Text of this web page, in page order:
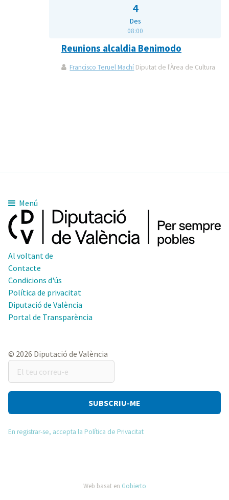
4
Des
08:00
Reunions alcaldia Benimodo
Francisco Teruel Machí Diputat de l'Àrea de Cultura
Menú
Al voltant de
Contacte
Condicions d'ús
Política de privacitat
Diputació de València
Portal de Transparència
© 2026 Diputació de València
teu
correu-
En registrar-se, accepta la Política de Privacitat
Web basat en Gobierto